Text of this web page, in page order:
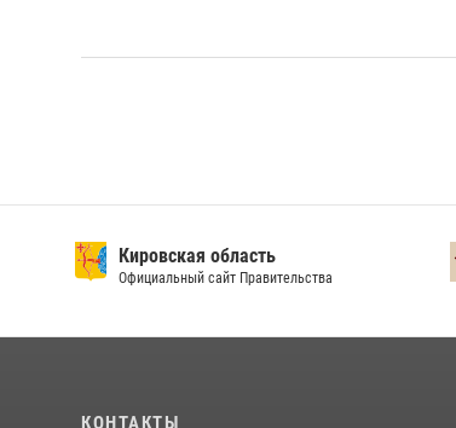
Кировская область
Официальный сайт Правительства
КОНТАКТЫ